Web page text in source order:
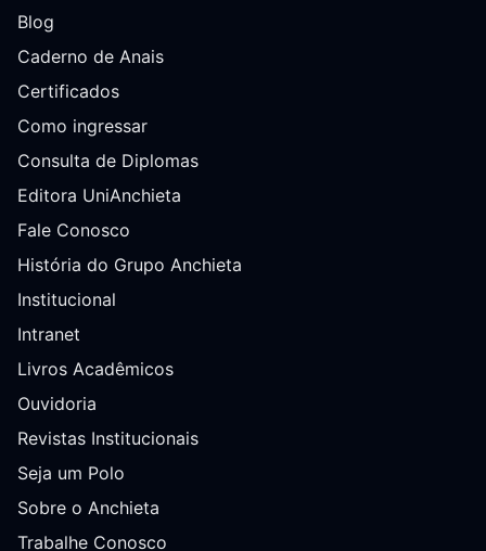
Blog
Caderno de Anais
Certificados
Como ingressar
Consulta de Diplomas
Editora UniAnchieta
Fale Conosco
História do Grupo Anchieta
Institucional
Intranet
Livros Acadêmicos
Ouvidoria
Revistas Institucionais
Seja um Polo
Sobre o Anchieta
Trabalhe Conosco